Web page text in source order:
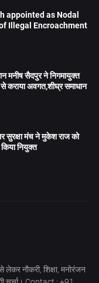
appointed as Nodal
Illegal Encroachment
मनीष सैदपुर ने निगमायुक्त
कराया अवगत,शीघ्र समाधान
सुरक्षा मंच ने मुकेश राज को
नियुक्त
नौकरी, शिक्षा, मनोरंजन